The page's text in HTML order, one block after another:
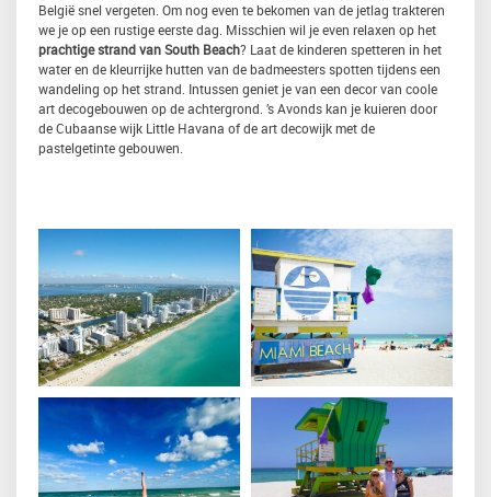
België snel vergeten. Om nog even te bekomen van de jetlag trakteren
we je op een rustige eerste dag. Misschien wil je even relaxen op het
prachtige strand van South Beach? Laat de kinderen spetteren in het
water en de kleurrijke hutten van de badmeesters spotten tijdens een
wandeling op het strand. Intussen geniet je van een decor van coole
art decogebouwen op de achtergrond. ’s Avonds kan je kuieren door
de Cubaanse wijk Little Havana of de art decowijk met de
pastelgetinte gebouwen.